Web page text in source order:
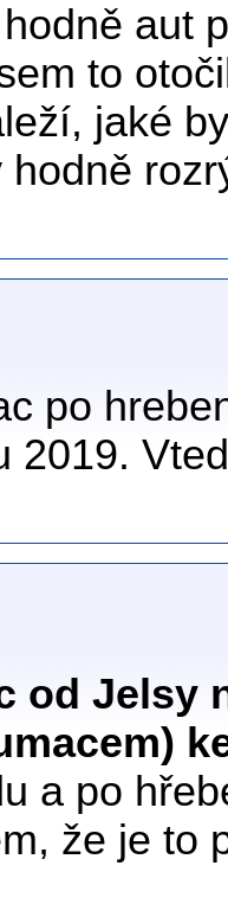
aut
to
jaké
po
2019.
od Jelsy
a po
že je to